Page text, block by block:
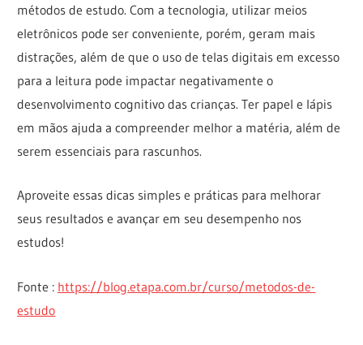
métodos de estudo. Com a tecnologia, utilizar meios
eletrônicos pode ser conveniente, porém, geram mais
distrações, além de que o uso de telas digitais em excesso
para a leitura pode impactar negativamente o
desenvolvimento cognitivo das crianças. Ter papel e lápis
em mãos ajuda a compreender melhor a matéria, além de
serem essenciais para rascunhos.
Aproveite essas dicas simples e práticas para melhorar
seus resultados e avançar em seu desempenho nos
estudos!
Fonte : https://blog.etapa.com.br/curso/metodos-de-
estudo